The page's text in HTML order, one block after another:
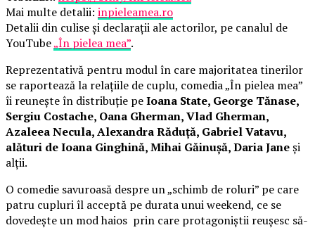
Mai multe detalii: inpieleamea.ro
Detalii din culise și declarații ale actorilor, pe canalul de
YouTube„În pielea mea”.
Reprezentativă pentru modul în care majoritatea tinerilor
se raportează la relațiile de cuplu, comedia „În pielea mea”
îi reunește în distribuție peIoana State, George Tănase,
Sergiu Costache, Oana Gherman, Vlad Gherman,
Azaleea Necula, Alexandra Răduță, Gabriel Vatavu,
alături de Ioana Ginghină, Mihai Găinușă, Daria Janeși
alții.
O comedie savuroasă despre un „schimb de roluri” pe care
patru cupluri îl acceptă pe durata unui weekend, ce se
dovedește un mod haios prin care protagoniștii reușesc să-